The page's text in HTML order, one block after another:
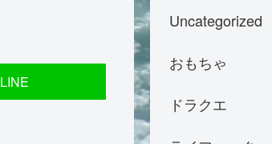
LINE
Uncategorized
おもちゃ
ドラクエ